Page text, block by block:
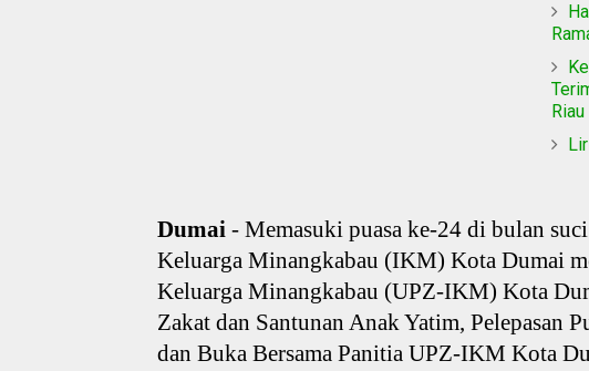
Riau
Dumai - Memasuki puasa ke-24 di bulan
Keluarga Minangkabau (IKM) Kota Dumai
Keluarga Minangkabau (UPZ-IKM) Kota
Zakat dan Santunan Anak Yatim, Pelepasan
dan Buka Bersama Panitia UPZ-IKM Kota